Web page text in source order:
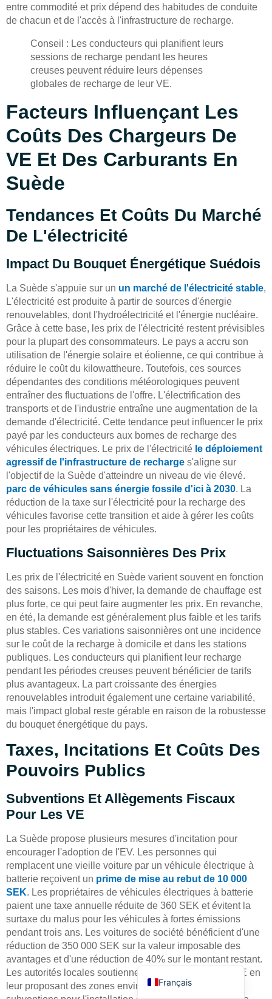
entre commodité et prix dépend des habitudes de conduite
de chacun et de l'accès à l'infrastructure de recharge.
Conseil : Les conducteurs qui planifient leurs
sessions de recharge pendant les heures
creuses peuvent réduire leurs dépenses
globales de recharge de leur VE.
Facteurs Influençant Les
Coûts Des Chargeurs De
VE Et Des Carburants En
Suède
Tendances Et Coûts Du Marché
De L'électricité
Impact Du Bouquet Énergétique Suédois
La Suède s'appuie sur un un marché de l'électricité stable,
L'électricité est produite à partir de sources d'énergie
renouvelables, dont l'hydroélectricité et l'énergie nucléaire.
Grâce à cette base, les prix de l'électricité restent prévisibles
pour la plupart des consommateurs. Le pays a accru son
utilisation de l'énergie solaire et éolienne, ce qui contribue à
réduire le coût du kilowattheure. Toutefois, ces sources
dépendantes des conditions météorologiques peuvent
entraîner des fluctuations de l'offre. L'électrification des
transports et de l'industrie entraîne une augmentation de la
demande d'électricité. Cette tendance peut influencer le prix
payé par les conducteurs aux bornes de recharge des
véhicules électriques. Le prix de l'électricité le déploiement
agressif de l'infrastructure de recharge s'aligne sur
l'objectif de la Suède d'atteindre un niveau de vie élevé.
parc de véhicules sans énergie fossile d'ici à 2030. La
réduction de la taxe sur l'électricité pour la recharge des
véhicules favorise cette transition et aide à gérer les coûts
pour les propriétaires de véhicules.
Fluctuations Saisonnières Des Prix
Les prix de l'électricité en Suède varient souvent en fonction
des saisons. Les mois d'hiver, la demande de chauffage est
plus forte, ce qui peut faire augmenter les prix. En revanche,
en été, la demande est généralement plus faible et les tarifs
plus stables. Ces variations saisonnières ont une incidence
sur le coût de la recharge à domicile et dans les stations
publiques. Les conducteurs qui planifient leur recharge
pendant les périodes creuses peuvent bénéficier de tarifs
plus avantageux. La part croissante des énergies
renouvelables introduit également une certaine variabilité,
mais l'impact global reste gérable en raison de la robustesse
du bouquet énergétique du pays.
Taxes, Incitations Et Coûts Des
Pouvoirs Publics
Subventions Et Allègements Fiscaux
Pour Les VE
La Suède propose plusieurs mesures d'incitation pour
encourager l'adoption de l'EV. Les personnes qui
remplacent une vieille voiture par un véhicule électrique à
batterie reçoivent un prime de mise au rebut de 10 000
SEK. Les propriétaires de véhicules électriques à batterie
paient une taxe annuelle réduite de 360 SEK et évitent la
surtaxe du malus pour les véhicules à fortes émissions
pendant trois ans. Les voitures de société bénéficient d'une
réduction de 350 000 SEK sur la valeur imposable des
avantages et d'une réduction de 40% sur le montant restant.
Les autorités locales soutiennent les conducteurs de VE en
leur proposant des zones environnementales et des
Français
English
Español
Português
Русский
العربية
Türkçe
Bahasa Indonesia